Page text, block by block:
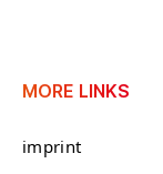
MORE LINKS
imprint